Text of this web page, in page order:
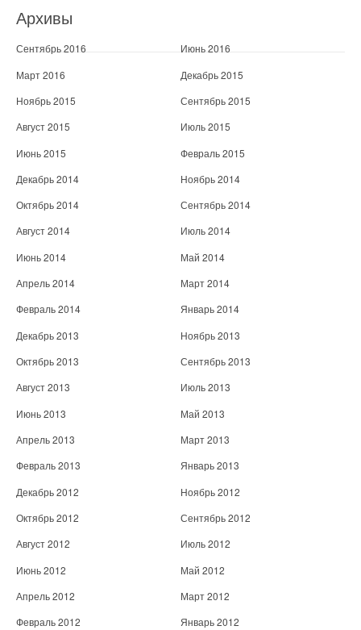
Архивы
Сентябрь 2016
Июнь 2016
Март 2016
Декабрь 2015
Ноябрь 2015
Сентябрь 2015
Август 2015
Июль 2015
Июнь 2015
Февраль 2015
Декабрь 2014
Ноябрь 2014
Октябрь 2014
Сентябрь 2014
Август 2014
Июль 2014
Июнь 2014
Май 2014
Апрель 2014
Март 2014
Февраль 2014
Январь 2014
Декабрь 2013
Ноябрь 2013
Октябрь 2013
Сентябрь 2013
Август 2013
Июль 2013
Июнь 2013
Май 2013
Апрель 2013
Март 2013
Февраль 2013
Январь 2013
Декабрь 2012
Ноябрь 2012
Октябрь 2012
Сентябрь 2012
Август 2012
Июль 2012
Июнь 2012
Май 2012
Апрель 2012
Март 2012
Февраль 2012
Январь 2012